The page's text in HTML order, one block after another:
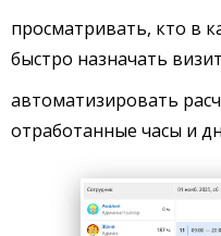
просматривать, кто в
быстро назначать
автоматизировать
отработанные часы и